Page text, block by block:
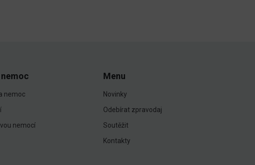
nemoc
nemocí
Menu
Novinky
Odebírat zpravodaj
Soutěžit
Kontakty